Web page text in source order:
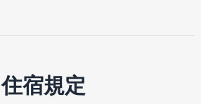
住宿規定